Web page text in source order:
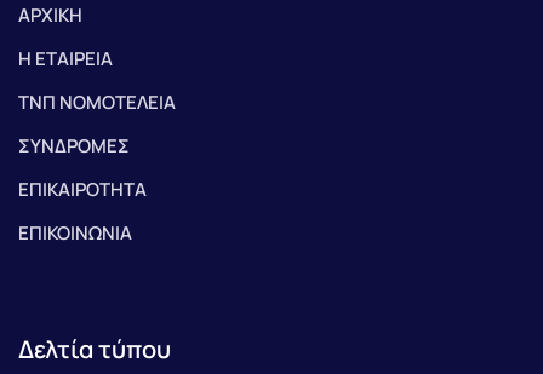
ΑΡΧΙΚΗ
Η ΕΤΑΙΡΕΙΑ
ΤΝΠ ΝΟΜΟΤΕΛΕΙΑ
ΣΥΝΔΡΟΜΕΣ
ΕΠΙΚΑΙΡΟΤΗΤΑ
ΕΠΙΚΟΙΝΩΝΙΑ
Δελτία τύπου